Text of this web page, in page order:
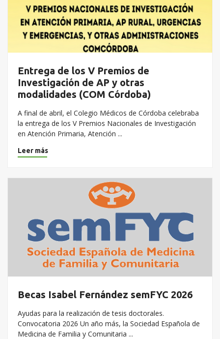
Entrega de los V Premios de
Investigación de AP y otras
modalidades (COM Córdoba)
A final de abril, el Colegio Médicos de Córdoba celebraba
la entrega de los V Premios Nacionales de Investigación
en Atención Primaria, Atención ...
Leer más
Becas Isabel Fernández semFYC 2026
Ayudas para la realización de tesis doctorales.
Convocatoria 2026 Un año más, la Sociedad Española de
Medicina de Familia y Comunitaria ...